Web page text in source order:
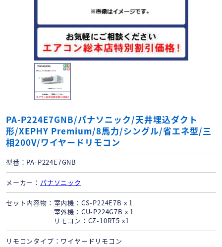
PA-P224E7GNB/パナソニック/天井埋込ダクト
形/XEPHY Premium/8馬力/シングル/省エネ型/三
相200V/ワイヤードリモコン
型番 PA-P224E7GNB
メーカー パナソニック
セット内容物
室内機：CS-P224E7B x 1
室外機：CU-P224G7B x 1
リモコン：CZ-10RT5 x1
リモコンタイプ ワイヤードリモコン